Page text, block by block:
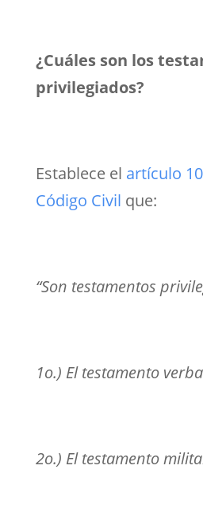
¿Cuáles son los
privilegiados?
Establece el artículo
Código Civil que:
“Son testamentos
1o.) El testamento
2o.) El testamento